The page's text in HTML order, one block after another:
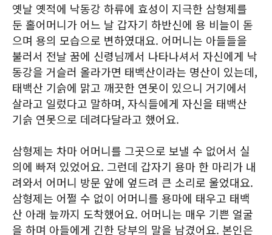
옛날 옛적에 낙동강 하류에 효성이 지극한 삼형제를
둔 홀어머니가 어느 날 갑자기 하반신에 용 비늘이 돋
으며 용의 모습으로 변하였대요. 어머니는 아들들을
불러서 전날 꿈에 신령님께서 나타나셔서 자신에게 낙
동강을 거슬러 올라가면 태백산이라는 명산이 있는데,
태백산 기슭에 맑고 깨끗한 연못이 있으니 거기에서
살라고 일렀다고 말하며, 자식들에게 자신을 태백산
기슭 연못으로 데려다달라고 했어요.
삼형제는 차마 어머니를 그곳으로 보낼 수 없어서 실
의에 빠져 있었어요. 그런데 갑자기 용마 한 마리가 내
려와서 어머니 방문 앞에 엎드려 큰 소리로 울었대요.
삼형제는 어쩔 수 없이 어머니를 용마에 태우고 태백
산 아래 늪까지 도착했어요. 어머니는 매우 기쁜 얼굴
을 하며 아들에게 긴한 당부의 말을 남겼어요. 본인은